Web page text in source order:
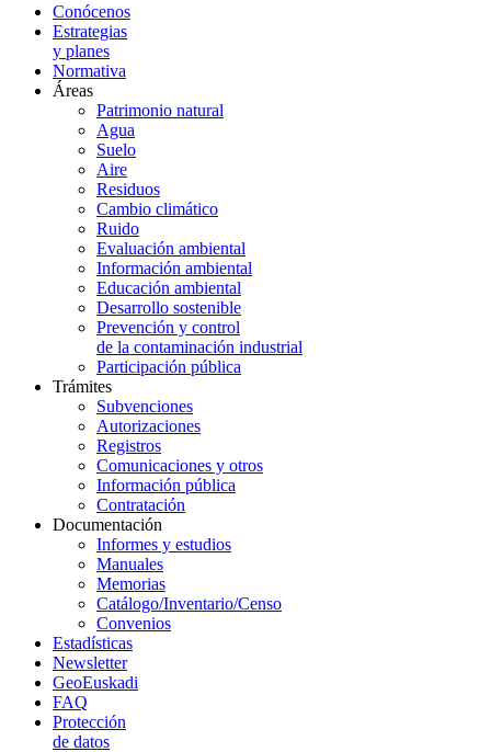
Conócenos
Estrategias
y planes
Normativa
Áreas
Patrimonio natural
Agua
Suelo
Aire
Residuos
Cambio climático
Ruido
Evaluación ambiental
Información ambiental
Educación ambiental
Desarrollo sostenible
Prevención y control
de la contaminación industrial
Participación pública
Trámites
Subvenciones
Autorizaciones
Registros
Comunicaciones y otros
Información pública
Contratación
Documentación
Informes y estudios
Manuales
Memorias
Catálogo/Inventario/Censo
Convenios
Estadísticas
Newsletter
GeoEuskadi
FAQ
Protección
de datos